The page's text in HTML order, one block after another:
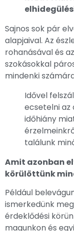
Sajnos sok pár
alapjaival. Az
rohanásával és
szokásokkal
mindenki
Idővel
ecsetelni az
időhiány
találunk
Amit azonban
körülöttünk
Például
ismerkedünk
érdeklődési
magunkon és